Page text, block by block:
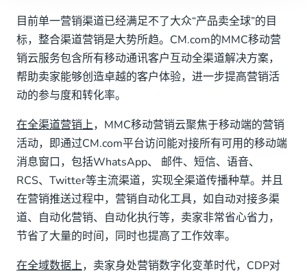
目前单一营销渠道已经满足不了大众“产品卖全球”的目
标，整合渠道营销是大势所趋。CM.com的MMC移动营
销云服务包含所有移动通讯客户互动全渠道解决方案，
帮助卖家能够创造卓越的客户体验，进一步提高营销活
动的参与度和转化率。
在全渠道营销上，MMC移动营销云聚焦于移动端的营销
活动，即通过CM.com平台访问能对接所有可用的移动端
消息窗口，包括WhatsApp、 邮件、短信、语音、
RCS、Twitter等主流渠道，实现全渠道传播种草。并且
在营销推送过程中，营销自动化工具，如自动对接多渠
道、自动化营销、自动化执行等，卖家非常省心省力，
节省了大量的时间，同时也提高了工作效率。
在全域数据上，卖家身处营销数字化变革时代，CDP对